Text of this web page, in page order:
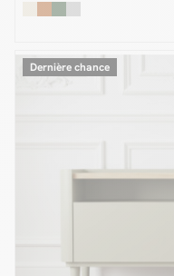
Dernière chance